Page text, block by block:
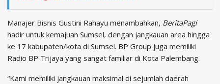
Manajer Bisnis Gustini Rahayu menambahkan, BeritaPagi
hadir untuk kemajuan Sumsel, dengan jangkauan area hingga
ke 17 kabupaten/kota di Sumsel. BP Group juga memiliki
Radio BP Trijaya yang sangat familiar di Kota Palembang.
“Kami memiliki jangkauan maksimal di sejumlah daerah